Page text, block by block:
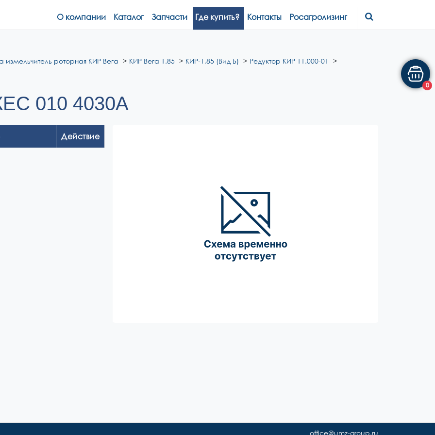
О компании Каталог Запчасти Где купить? Контакты Росагролизинг
измельчитель роторная КИР Вега КИР Вега 1.85 КИР-1,85 (Вид Б)
Редуктор КИР 11.000-01
010 4030А
Действие
office@umz-group.ru
0